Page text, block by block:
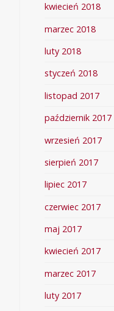
kwiecień 2018
marzec 2018
luty 2018
styczeń 2018
listopad 2017
październik 2017
wrzesień 2017
sierpień 2017
lipiec 2017
czerwiec 2017
maj 2017
kwiecień 2017
marzec 2017
luty 2017